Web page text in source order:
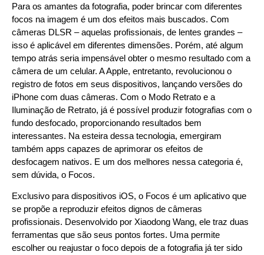
Para os amantes da fotografia, poder brincar com diferentes
focos na imagem é um dos efeitos mais buscados. Com
câmeras DLSR – aquelas profissionais, de lentes grandes –
isso é aplicável em diferentes dimensões. Porém, até algum
tempo atrás seria impensável obter o mesmo resultado com a
câmera de um celular. A Apple, entretanto, revolucionou o
registro de fotos em seus dispositivos, lançando versões do
iPhone com duas câmeras. Com o Modo Retrato e a
Iluminação de Retrato, já é possível produzir fotografias com o
fundo desfocado, proporcionando resultados bem
interessantes. Na esteira dessa tecnologia, emergiram
também apps capazes de aprimorar os efeitos de
desfocagem nativos. E um dos melhores nessa categoria é,
sem dúvida, o Focos.
Exclusivo para dispositivos iOS, o Focos é um aplicativo que
se propõe a reproduzir efeitos dignos de câmeras
profissionais. Desenvolvido por Xiaodong Wang, ele traz duas
ferramentas que são seus pontos fortes. Uma permite
escolher ou reajustar o foco depois de a fotografia já ter sido